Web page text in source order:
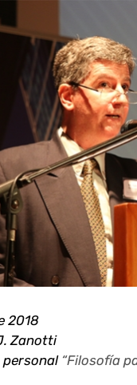
2018
Zanotti
personal “Filosofía